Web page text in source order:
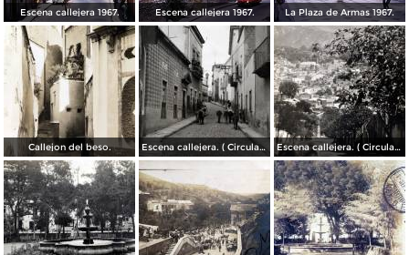
Escena callejera 1967. Escena callejera 1967. La Plaza de Armas 1967.
Callejon del beso. Escena callejera. ( Circulada el 13 de Mayo de 1941 ). Escena callejera. ( Circulada el 14 de Diciembre de 1930 ).